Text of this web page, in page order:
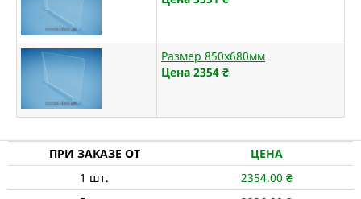
Размер 850х680мм
Цена 2354 ₴
ПРИ ЗАКАЗЕ ОТ
ЦЕНА
1 шт. 2354.00 ₴